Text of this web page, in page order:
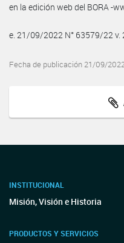
en la edición web del BORA -
e. 21/09/2022 N° 63579/22
Fecha de publicación 21/09/
INSTITUCIONAL
Misión, Visión e Historia
PRODUCTOS Y SERVICIOS